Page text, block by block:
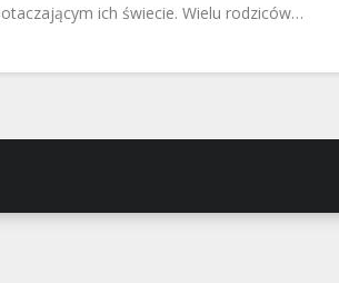
otaczającym ich świecie. Wielu rodziców…